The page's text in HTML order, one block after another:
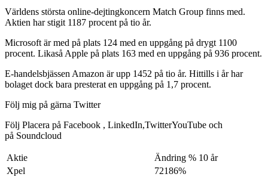
Världens största online-dejtingkoncern Match Group finns med.
Aktien har stigit 1187 procent på tio år.
Microsoft är med på plats 124 med en uppgång på drygt 1100
procent. Likaså Apple på plats 163 med en uppgång på 936 procent.
E-handelsbjässen Amazon är upp 1452 på tio år. Hittills i år har
bolaget dock bara presterat en uppgång på 1,7 procent.
Följ mig på gärna Twitter
Följ Placera på Facebook , LinkedIn,TwitterYouTube och
på Soundcloud
Aktie
Ändring % 10 år
Xpel
72186%